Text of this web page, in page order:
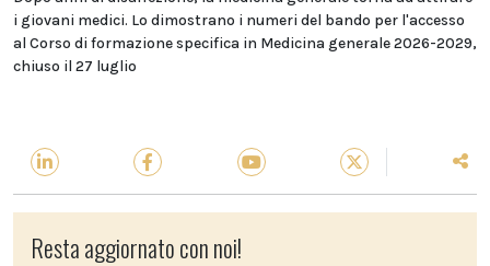
i giovani medici. Lo dimostrano i numeri del bando per l'accesso
al Corso di formazione specifica in Medicina generale 2026-2029,
chiuso il 27 luglio
Resta aggiornato con noi!